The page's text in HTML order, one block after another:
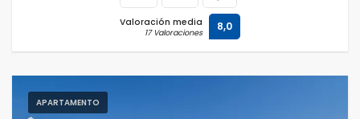
Valoración media
17 Valoraciones 8,0
APARTAMENTO